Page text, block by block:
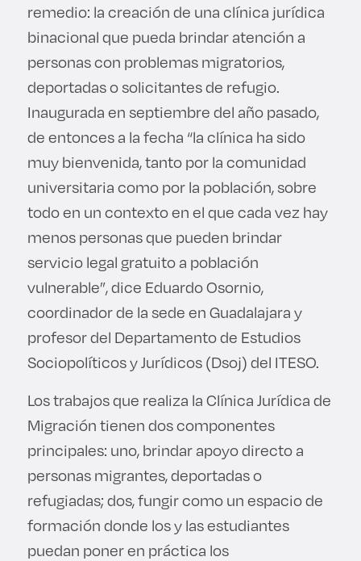
remedio: la creación de una clínica jurídica
binacional que pueda brindar atención a
personas con problemas migratorios,
deportadas o solicitantes de refugio.
Inaugurada en septiembre del año pasado,
de entonces a la fecha “la clínica ha sido
muy bienvenida, tanto por la comunidad
universitaria como por la población, sobre
todo en un contexto en el que cada vez hay
menos personas que pueden brindar
servicio legal gratuito a población
vulnerable”, dice Eduardo Osornio,
coordinador de la sede en Guadalajara y
profesor del Departamento de Estudios
Sociopolíticos y Jurídicos (Dsoj) del ITESO.
Los trabajos que realiza la Clínica Jurídica de
Migración tienen dos componentes
principales: uno, brindar apoyo directo a
personas migrantes, deportadas o
refugiadas; dos, fungir como un espacio de
formación donde los y las estudiantes
puedan poner en práctica los